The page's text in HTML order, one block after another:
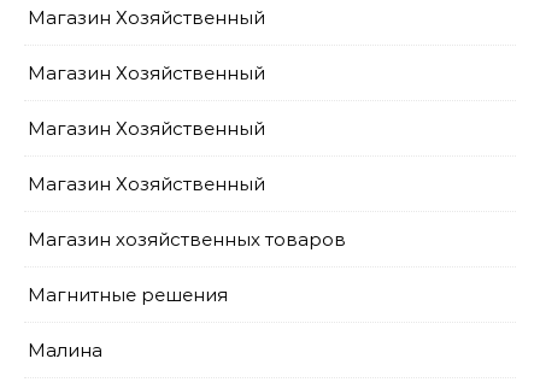
Магазин Хозяйственный
Магазин Хозяйственный
Магазин Хозяйственный
Магазин Хозяйственный
Магазин хозяйственных товаров
Магнитные решения
Малина